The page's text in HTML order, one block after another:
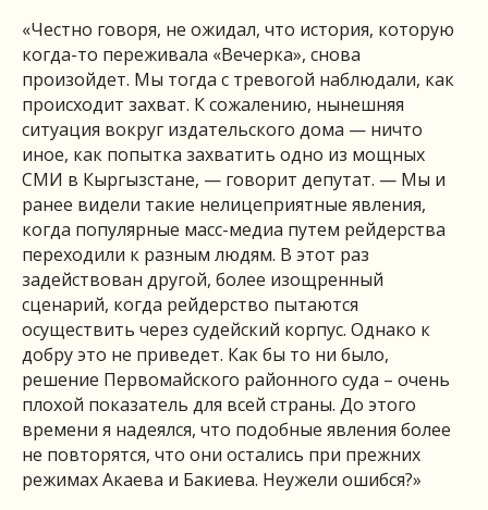
«Честно говоря, не ожидал, что история, которую
когда-то переживала «Вечерка», снова
произойдет. Мы тогда с тревогой наблюдали, как
происходит захват. К сожалению, нынешняя
ситуация вокруг издательского дома — ничто
иное, как попытка захватить одно из мощных
СМИ в Кыргызстане, — говорит депутат. — Мы и
ранее видели такие нелицеприятные явления,
когда популярные масс-медиа путем рейдерства
переходили к разным людям. В этот раз
задействован другой, более изощренный
сценарий, когда рейдерство пытаются
осуществить через судейский корпус. Однако к
добру это не приведет. Как бы то ни было,
решение Первомайского районного суда – очень
плохой показатель для всей страны. До этого
времени я надеялся, что подобные явления более
не повторятся, что они остались при прежних
режимах Акаева и Бакиева. Неужели ошибся?»